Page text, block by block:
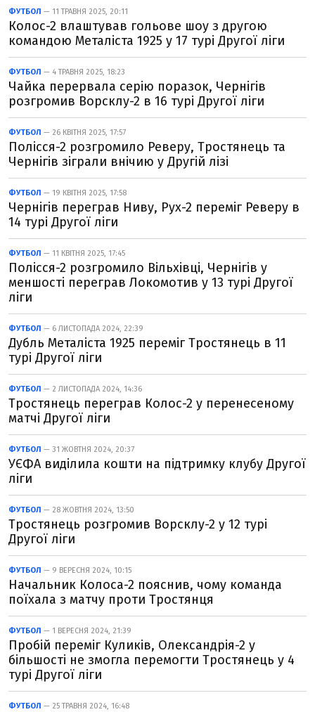
ФУТБОЛ — 11 ТРАВНЯ 2025, 20:11
Колос-2 влаштував гольове шоу з другою
командою Металіста 1925 у 17 турі Другої ліги
ФУТБОЛ — 4 ТРАВНЯ 2025, 18:23
Чайка перервала серію поразок, Чернігів
розгромив Ворсклу-2 в 16 турі Другої ліги
ФУТБОЛ — 26 КВІТНЯ 2025, 17:57
Полісся-2 розгромило Реверу, Тростянець та
Чернігів зіграли внічию у Другій лізі
ФУТБОЛ — 19 КВІТНЯ 2025, 17:58
Чернігів переграв Ниву, Рух-2 переміг Реверу в
14 турі Другої ліги
ФУТБОЛ — 11 КВІТНЯ 2025, 17:45
Полісся-2 розгромило Вільхівці, Чернігів у
меншості переграв Локомотив у 13 турі Другої
ліги
ФУТБОЛ — 6 ЛИСТОПАДА 2024, 22:39
Дубль Металіста 1925 переміг Тростянець в 11
турі Другої ліги
ФУТБОЛ — 2 ЛИСТОПАДА 2024, 14:36
Тростянець переграв Колос-2 у перенесеному
матчі Другої ліги
ФУТБОЛ — 31 ЖОВТНЯ 2024, 20:37
УЄФА виділила кошти на підтримку клубу Другої
ліги
ФУТБОЛ — 28 ЖОВТНЯ 2024, 13:50
Тростянець розгромив Ворсклу-2 у 12 турі
Другої ліги
ФУТБОЛ — 9 ВЕРЕСНЯ 2024, 10:15
Начальник Колоса-2 пояснив, чому команда
поїхала з матчу проти Тростянця
ФУТБОЛ — 1 ВЕРЕСНЯ 2024, 21:39
Пробій переміг Куликів, Олександрія-2 у
більшості не змогла перемогти Тростянець у 4
турі Другої ліги
ФУТБОЛ — 25 ТРАВНЯ 2024, 16:48